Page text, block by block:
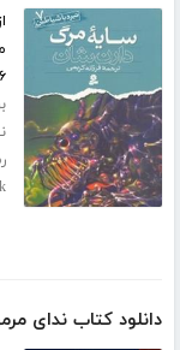
دانلود کتاب ندای